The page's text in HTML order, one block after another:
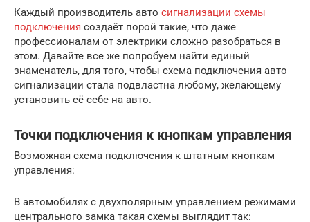
Каждый производитель авто сигнализации схемы
подключения создаёт порой такие, что даже
профессионалам от электрики сложно разобраться в
этом. Давайте все же попробуем найти единый
знаменатель, для того, чтобы схема подключения авто
сигнализации стала подвластна любому, желающему
установить её себе на авто.
Точки подключения к кнопкам управления
Возможная схема подключения к штатным кнопкам
управления:
В автомобилях с двухполярным управлением режимами
центрального замка такая схемы выглядит так: